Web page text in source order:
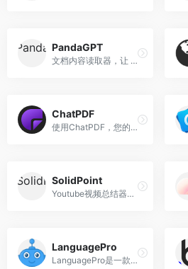
PandaGPT
文档内容读取器，让 AI 用对话的方式总结文档重点
ChatPDF
使用ChatPDF，您的文档将变得智能!跟你的PDF文件对话，就好像它是一个完全理解内容的人一样。
SolidPoint
Youtube视频总结器，快速将Youtube长视频压缩成文字摘要
LanguagePro
LanguagePro是一款强大的AI写作助手，可以帮助你更好、更快、更有效地写作。